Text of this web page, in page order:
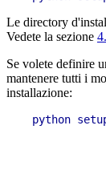
Le directory
Vedete la sezione
Se volete definire
mantenere tutti i
installazione:
python